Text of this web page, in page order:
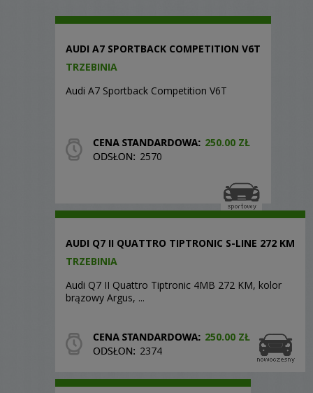
AUDI A7 SPORTBACK COMPETITION V6T
TRZEBINIA
Audi A7 Sportback Competition V6T
250.00 ZŁ
2570
AUDI Q7 II QUATTRO TIPTRONIC S-LINE 272 KM
TRZEBINIA
Audi Q7 II Quattro Tiptronic 4MB 272 KM, kolor
brązowy Argus, ...
250.00 ZŁ
2374